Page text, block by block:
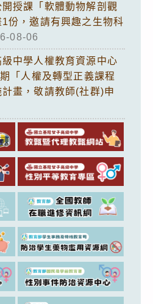
授課「軟體動物解剖觀
份，邀請有興趣之生物科
08-06
中學人權教育資源中心
「人權及轉型正義課程
畫，敬請教師(社群)申